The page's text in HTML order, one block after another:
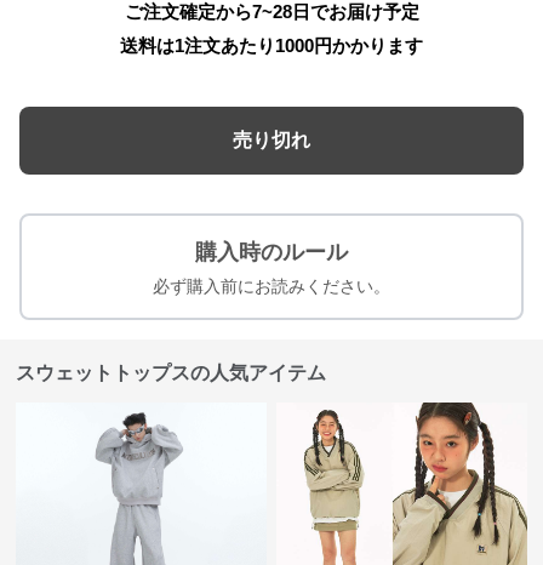
ご注文確定から7~28日でお届け予定
送料は1注文あたり 1000円かかります
売り切れ
購入時のルール
必ず購入前にお読みください。
スウェットトップスの人気アイテム